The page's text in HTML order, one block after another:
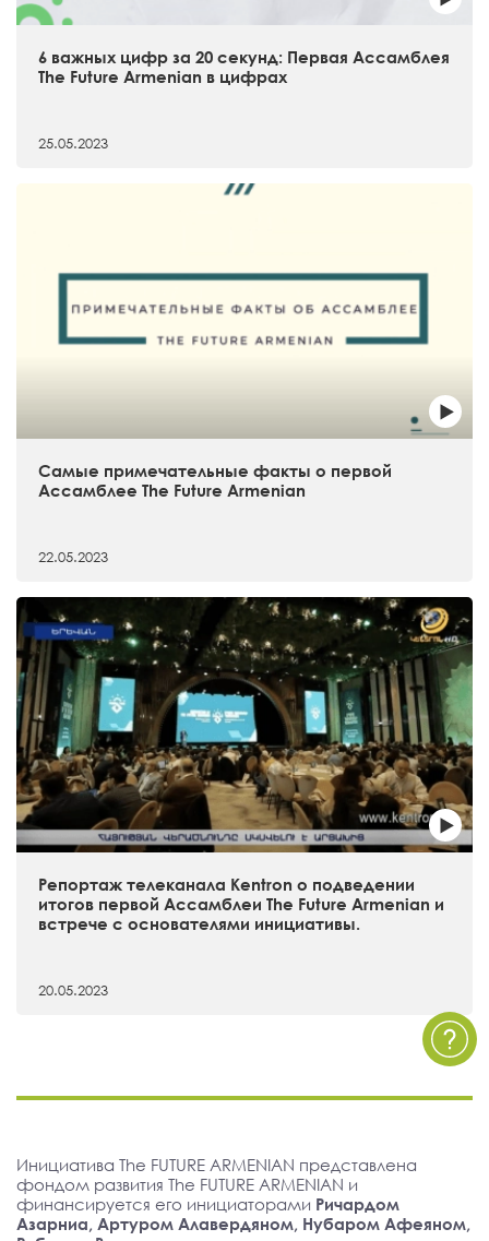
6 важных цифр за 20 секунд: Первая Ассамблея
The Future Armenian в цифрах
25.05.2023
Самые примечательные факты о первой
Ассамблее The Future Armenian
22.05.2023
Репортаж телеканала Kentron о подведении
итогов первой Ассамблеи The Future Armenian и
встрече с основателями инициативы.
20.05.2023
Инициатива The FUTURE ARMENIAN представлена
фондом развития The FUTURE ARMENIAN и
финансируется его инициаторами Ричардом
Азарниа, Артуром Алавердяном, Нубаром Афеяном,